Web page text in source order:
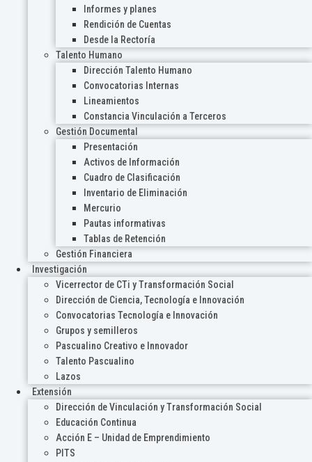
Informes y planes
Rendición de Cuentas
Desde la Rectoría
Talento Humano
Dirección Talento Humano
Convocatorias Internas
Lineamientos
Constancia Vinculación a Terceros
Gestión Documental
Presentación
Activos de Información
Cuadro de Clasificación
Inventario de Eliminación
Mercurio
Pautas informativas
Tablas de Retención
Gestión Financiera
Investigación
Vicerrector de CTi y Transformación Social
Dirección de Ciencia, Tecnología e Innovación
Convocatorias Tecnología e Innovación
Grupos y semilleros
Pascualino Creativo e Innovador
Talento Pascualino
Lazos
Extensión
Dirección de Vinculación y Transformación Social
Educación Continua
Acción E – Unidad de Emprendimiento
PITS